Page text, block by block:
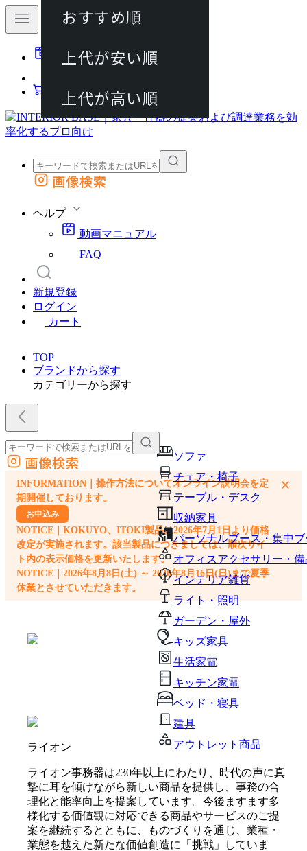
動画マニュアル
カート
外部サイトの商品をカートに追加
画像検索
ヘルプ
動画マニュアル
FAQ
新規登録
ログイン
カート
TOP
ブランドから探す
カテゴリーから探す
ソファ
チェア・椅子
テーブル・デスク
収納家具
パーソナルブース・集中
オフィスアクセサリー・備
インテリア雑貨
ライト・照明
ガーデン・屋外
キッズ家具
生活家電
キッチン家電
ベッド・寝具
建具
アウトレット商品
外部サイトの商品をカートに追加
他のサイトで見つけた商品ページのURLを貼り付けて、カートに追加できます
画像検索
INFORMATION｜操作方法についてオンライン説明会を定
期開催しております。
お申込み
NOTICE｜KOKUYO、ITOKI製品は2026年7月1日より価格
改定が実施されます。該当製品につきましては、順次サイ
ト内の表示価格を更新いたします。
NOTICE｜2026年8月8日(土) ～ 2026年8月16日(日)まで夏季
休業とさせていただきます。
×
ライオン
ライオン事務器は230年以上にわたり、時代の声に真
摯に耳を傾けながら新しい商品を提供し、事務の合
理化と能率向上を提案しています。今後ますます多
様化する価値観に対応できる商品やサービスのご提
案を継続するとともに、ものづくりを通じ、業種・
業態を越えた新たな価値創造に「挑戦」していま
おすすめ順
上代が安い順
上代が高い順